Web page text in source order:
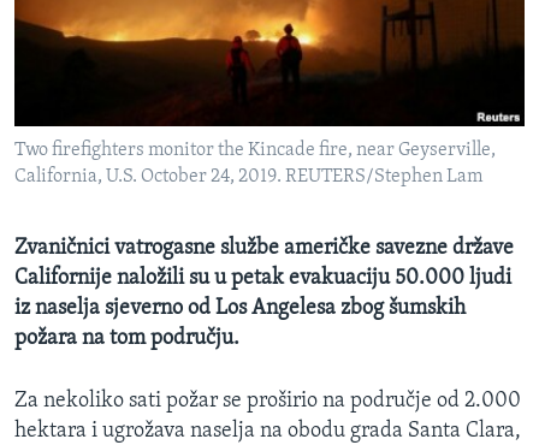
MAGAZIN
O GLASU AMERIKE
Learning English
Jezici
Two firefighters monitor the Kincade fire, near Geyserville,
California, U.S. October 24, 2019. REUTERS/Stephen Lam
Zvaničnici vatrogasne službe američke savezne države
Californije naložili su u petak evakuaciju 50.000 ljudi
iz naselja sjeverno od Los Angelesa zbog šumskih
požara na tom području.
Za nekoliko sati požar se proširio na područje od 2.000
hektara i ugrožava naselja na obodu grada Santa Clara,